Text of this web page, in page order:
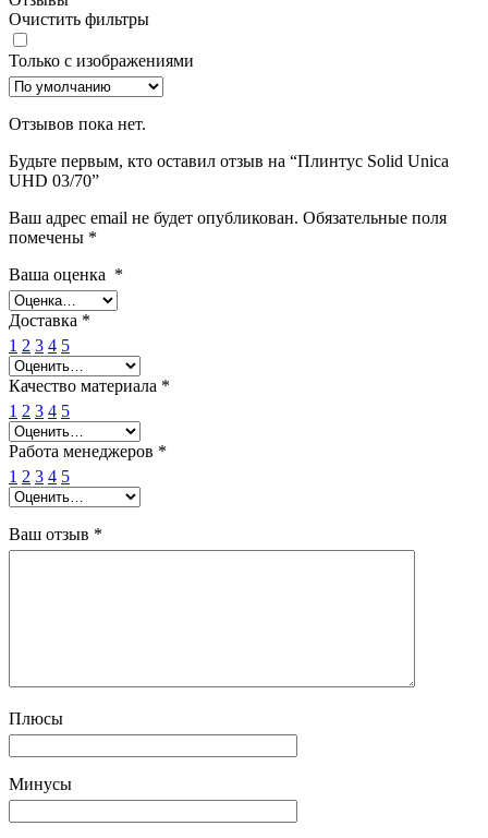
Очистить фильтры
Только с изображениями
Отзывов пока нет.
Будьте первым, кто оставил отзыв на “Плинтус Solid Unica
UHD 03/70”
Ваш адрес email не будет опубликован. Обязательные поля
помечены *
Ваша оценка *
Доставка *
1 2 3 4 5
Качество материала *
1 2 3 4 5
Работа менеджеров *
1 2 3 4 5
Ваш отзыв *
Плюсы
Минусы